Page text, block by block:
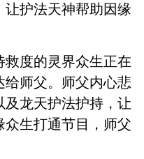
护法天神帮助因缘
救度的灵界众生正在
师父。师父内心悲
龙天护法护持，让
生打通节目，师父